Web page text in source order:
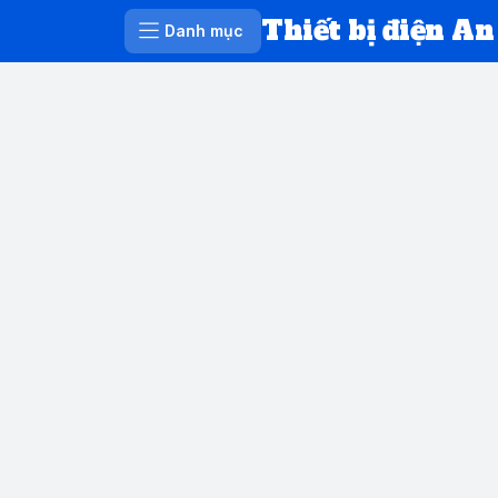
Danh mục Thiết bị điện An